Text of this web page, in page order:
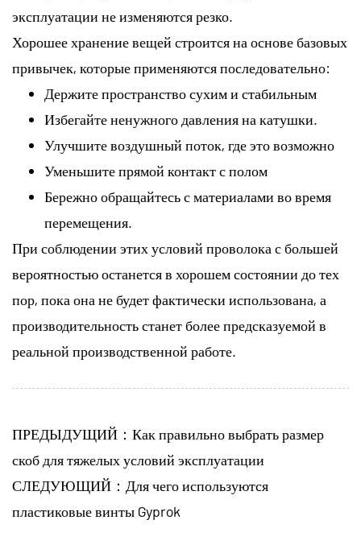
эксплуатации не изменяются резко.
Хорошее хранение вещей строится на основе базовых
привычек, которые применяются последовательно:
Держите пространство сухим и стабильным
Избегайте ненужного давления на катушки.
Улучшите воздушный поток, где это возможно
Уменьшите прямой контакт с полом
Бережно обращайтесь с материалами во время
перемещения.
При соблюдении этих условий проволока с большей
вероятностью останется в хорошем состоянии до тех
пор, пока она не будет фактически использована, а
производительность станет более предсказуемой в
реальной производственной работе.
ПРЕДЫДУЩИЙ：Как правильно выбрать размер
скоб для тяжелых условий эксплуатации
СЛЕДУЮЩИЙ：Для чего используются
пластиковые винты Gyprok